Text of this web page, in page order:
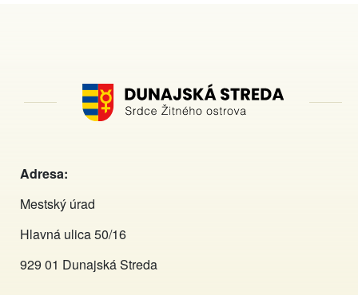
Adresa:
Mestský úrad
Hlavná ulica 50/16
929 01 Dunajská Streda